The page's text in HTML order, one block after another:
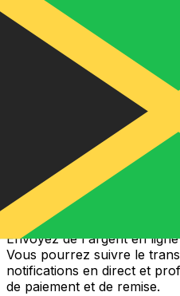
Transferts d'argent
Envoyez de l'argent en
Vous pourrez suivre le
notifications en direct et
de paiement et de remise.